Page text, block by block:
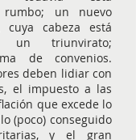
rumbo; un nuevo
cuya cabeza está
un triunvirato;
de convenios.
deben lidiar con
el impuesto a las
que excede lo
(poco) conseguido
y el gran